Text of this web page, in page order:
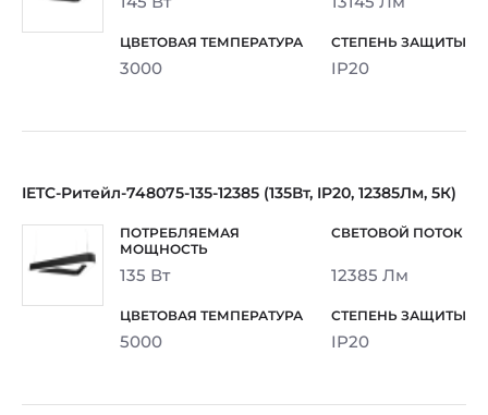
3000 IP20
IETC-Ритейл-748075-135-12385 (135Вт, IP20, 12385Лм, 5К)
135 Вт 12385 Лм
5000 IP20